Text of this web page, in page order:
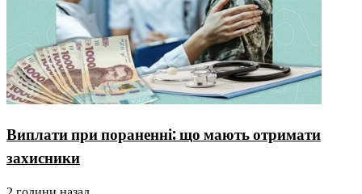
Виплати при пораненні: що мають отримати
захисники